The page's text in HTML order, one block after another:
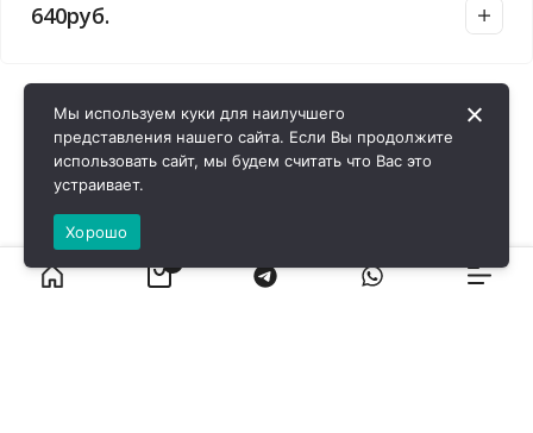
640руб.
Мы используем куки для наилучшего
представления нашего сайта. Если Вы продолжите
использовать сайт, мы будем считать что Вас это
устраивает.
Хорошо